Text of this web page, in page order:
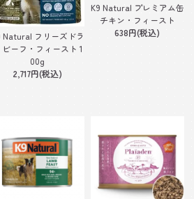
Natural フリーズドラ
ビーフ・フィースト 1
00g
2,717円(税込)
K9 Natural プレミアム缶
チキン・フィースト
638円(税込)